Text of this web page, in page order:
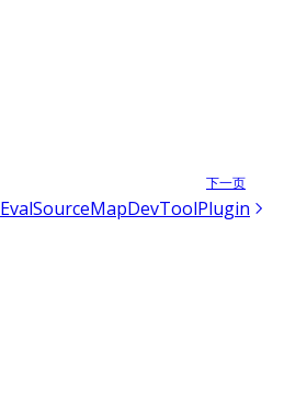
下一页
EvalSourceMapDevToolPlugin